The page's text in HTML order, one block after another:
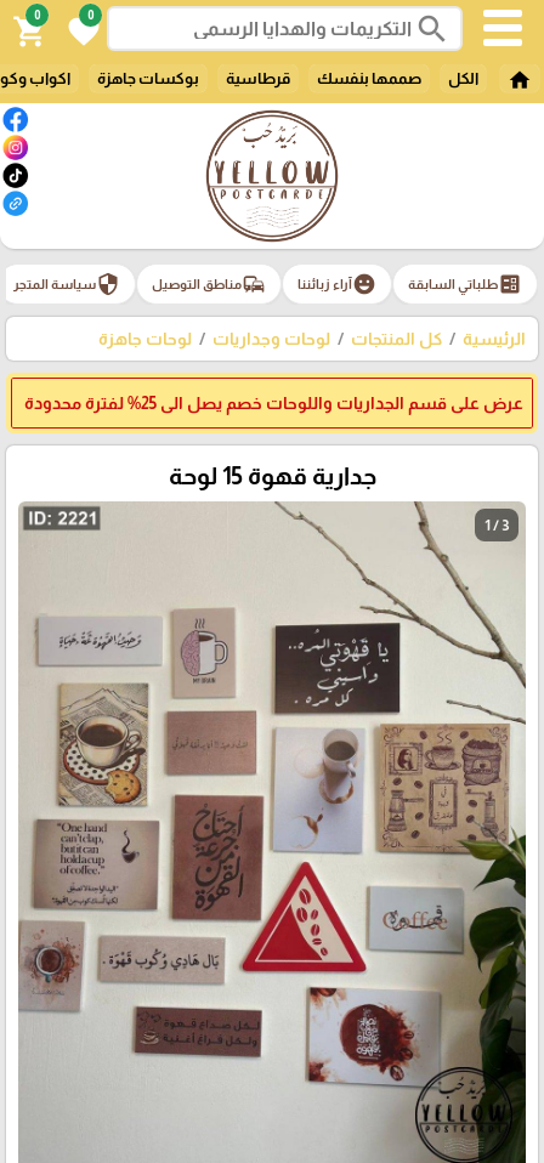
search
0
favorite
0
shopping_cart
home الكل صممها بنفسك قرطاسية بوكسات جاهزة اكواب
ballotطلباتي السابقة emoji_emotionsآراء زبائننا commuteمناطق التوصيل securityسياسة المتجر
الرئيسية كل المنتجات لوحات وجداريات لوحات جاهزة
عرض على قسم الجداريات واللوحات خصم يصل الى 25% لفترة محدودة
جدارية قهوة 15 لوحة
1 / 3